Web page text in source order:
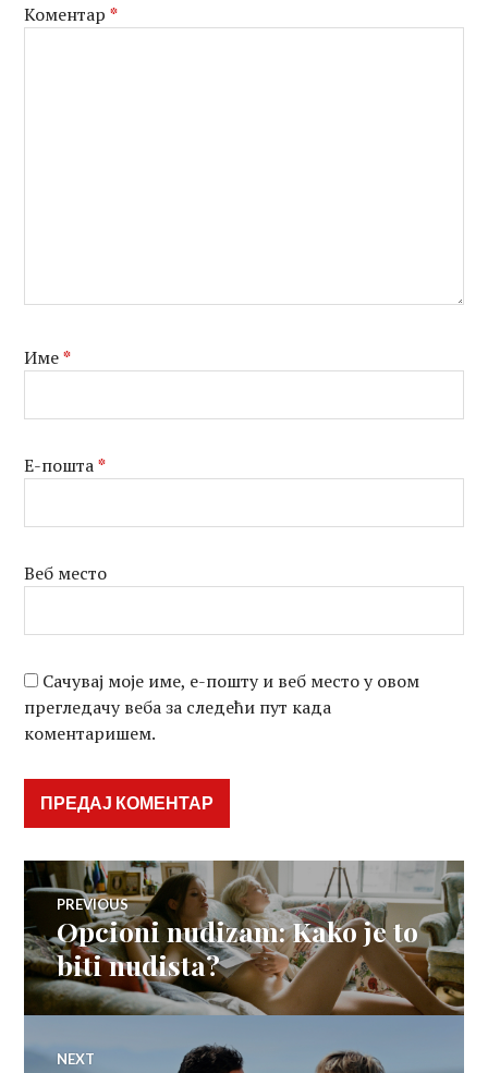
Коментар*
Име*
Е-пошта*
Веб место
Сачувај моје име, е-пошту и веб место у овом
прегледачу веба за следећи пут када
коментаришем.
Кретање
чланка
PREVIOUS
Previous
post:
Opcioni nudizam: Kako je to
biti nudista?
NEXT